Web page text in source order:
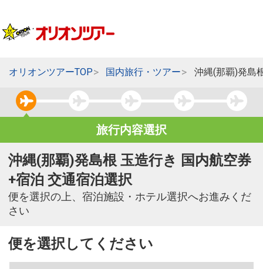
オリオンツアーTOP 国内旅行・ツアー 沖縄(那覇)発島
旅行内容選択
沖縄(那覇)発島根 玉造行き 国内航空券
+宿泊 交通宿泊選択
便を選択の上、宿泊施設・ホテル選択へお進みくだ
さい
便を選択してください